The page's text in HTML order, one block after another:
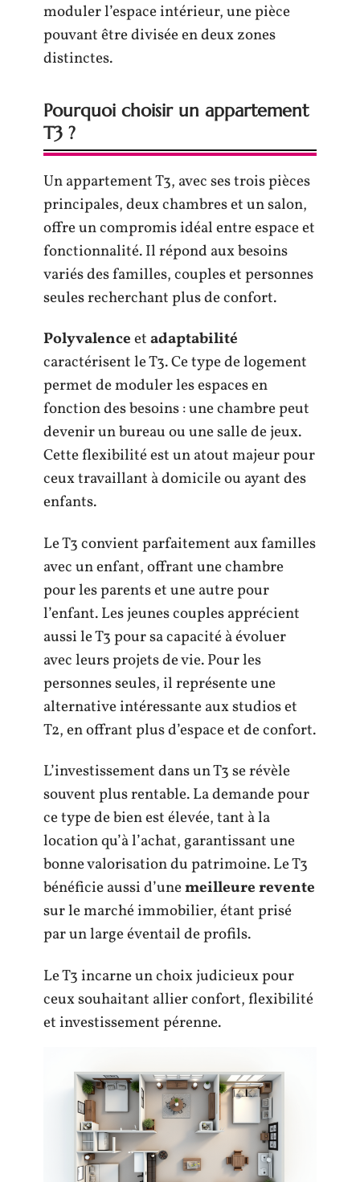
moduler l’espace intérieur, une pièce
pouvant être divisée en deux zones
distinctes.
Pourquoi choisir un appartement
T3 ?
Un appartement T3, avec ses trois pièces
principales, deux chambres et un salon,
offre un compromis idéal entre espace et
fonctionnalité. Il répond aux besoins
variés des familles, couples et personnes
seules recherchant plus de confort.
Polyvalenceetadaptabilité
caractérisent le T3. Ce type de logement
permet de moduler les espaces en
fonction des besoins : une chambre peut
devenir un bureau ou une salle de jeux.
Cette flexibilité est un atout majeur pour
ceux travaillant à domicile ou ayant des
enfants.
Le T3 convient parfaitement aux familles
avec un enfant, offrant une chambre
pour les parents et une autre pour
l’enfant. Les jeunes couples apprécient
aussi le T3 pour sa capacité à évoluer
avec leurs projets de vie. Pour les
personnes seules, il représente une
alternative intéressante aux studios et
T2, en offrant plus d’espace et de confort.
L’investissement dans un T3 se révèle
souvent plus rentable. La demande pour
ce type de bien est élevée, tant à la
location qu’à l’achat, garantissant une
bonne valorisation du patrimoine. Le T3
bénéficie aussi d’unemeilleure revente
sur le marché immobilier, étant prisé
par un large éventail de profils.
Le T3 incarne un choix judicieux pour
ceux souhaitant allier confort, flexibilité
et investissement pérenne.